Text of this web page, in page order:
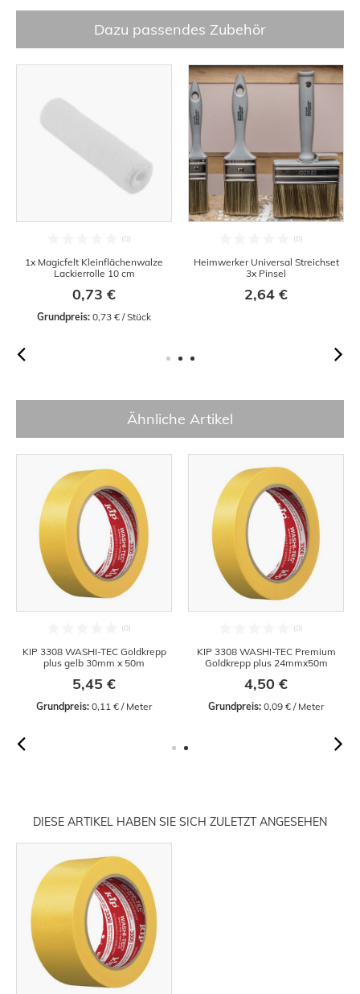
Dazu passendes Zubehör
1x Magicfelt Kleinflächenwalze
Lackierrolle 10 cm
0,73 €
Grundpreis: 0,73 € / Stück
Heimwerker Universal Streichset
3x Pinsel
2,64 €
Ähnliche Artikel
KIP 3308 WASHI-TEC Goldkrepp
plus gelb 30mm x 50m
5,45 €
Grundpreis: 0,11 € / Meter
KIP 3308 WASHI-TEC Premium
Goldkrepp plus 24mmx50m
4,50 €
Grundpreis: 0,09 € / Meter
DIESE ARTIKEL HABEN SIE SICH ZULETZT ANGESEHEN